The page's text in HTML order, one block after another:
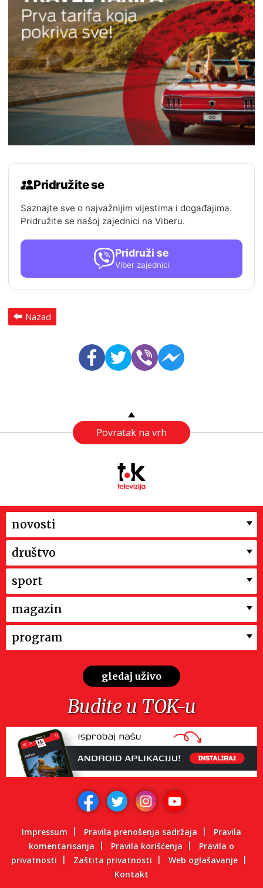
Pridružite se
Saznajte sve o najvažnijim vijestima i događajima.
Pridružite se našoj zajednici na Viberu.
Pridruži se
Viber zajednici
Nazad
Povratak na vrh
novosti
društvo
sport
magazin
program
gledaj uživo
Budite u TOK-u
Impressum Pravila prenošenja sadržaja
Pravila
komentarisanja
Pravila korišćenja
Pravila o
privatnosti
Zaštita privatnosti
Web oglašavanje
Kontakt